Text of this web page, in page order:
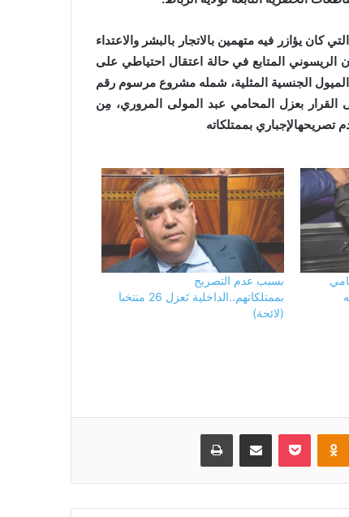
يؤازر فيه متهمين بالاتجار بالبشر والاعتداء
الريسوني المتابع في حالة اعتقال احتياطي على
الجنسية المثلية، شمله مشروع مرسوم رقم
شوال 1441 (26 ماي 2020)،حيث قضى القرار بعزل المحامي عبد المولى المروري، مِن
بممتلكاته
بسبب عدم التصريح
بممتلكاتهم..الداخلية تَعزل 26 منتخبا
(لائحة)
Odnoklassniki
بوكيت مشاركة عبر البريد طباعة